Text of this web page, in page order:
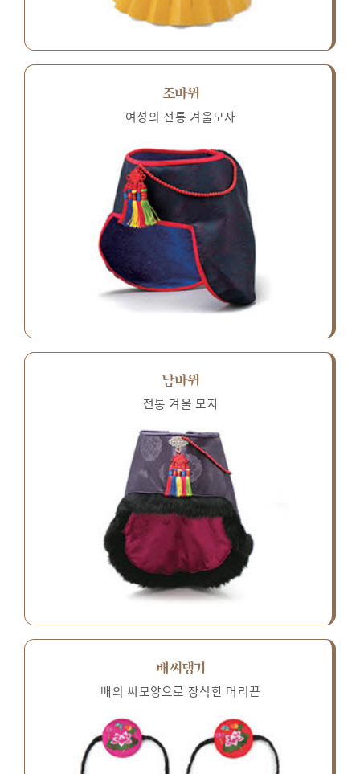
조바위
여성의 전통 겨울모자
남바위
전통 겨울 모자
배씨댕기
배의 씨모양으로 장식한 머리끈